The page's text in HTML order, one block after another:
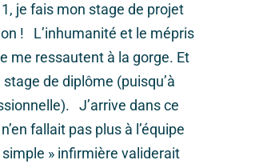
je fais mon stage de projet
! L’inhumanité et le mépris
me ressautent à la gorge. Et
de diplôme (puisqu’à
J’arrive dans ce
fallait pas plus à l’équipe
» infirmière validerait